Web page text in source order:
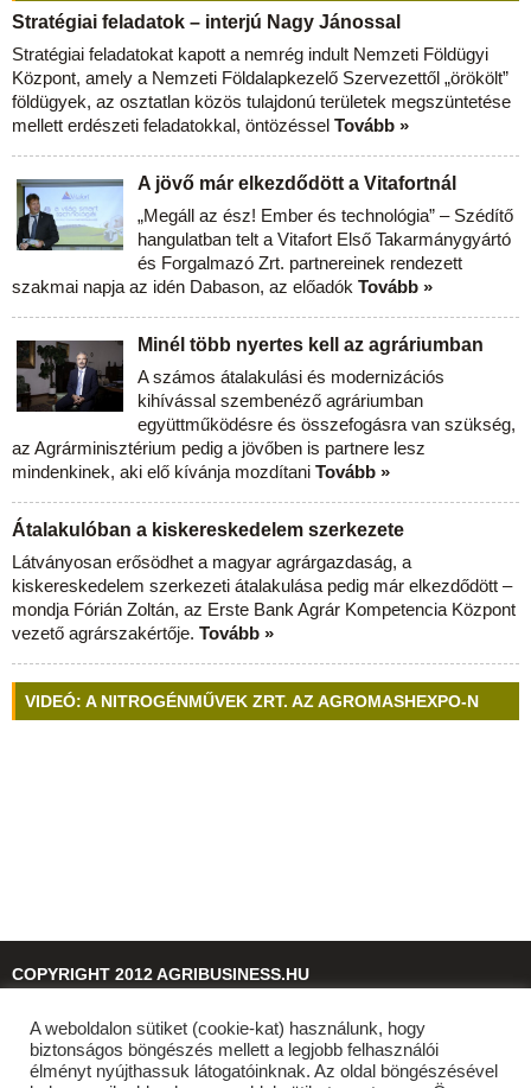
Stratégiai feladatok – interjú Nagy Jánossal
Stratégiai feladatokat kapott a nemrég indult Nemzeti Földügyi
Központ, amely a Nemzeti Földalapkezelő Szervezettől „örökölt”
földügyek, az osztatlan közös tulajdonú területek megszüntetése
mellett erdészeti feladatokkal, öntözéssel Tovább »
A jövő már elkezdődött a Vitafortnál
„Megáll az ész! Ember és technológia” – Szédítő
hangulatban telt a Vitafort Első Takarmánygyártó
és Forgalmazó Zrt. partnereinek rendezett
szakmai napja az idén Dabason, az előadók Tovább »
Minél több nyertes kell az agráriumban
A számos átalakulási és modernizációs
kihívással szembenéző agráriumban
együttműködésre és összefogásra van szükség,
az Agrárminisztérium pedig a jövőben is partnere lesz
mindenkinek, aki elő kívánja mozdítani Tovább »
Átalakulóban a kiskereskedelem szerkezete
Látványosan erősödhet a magyar agrárgazdaság, a
kiskereskedelem szerkezeti átalakulása pedig már elkezdődött –
mondja Fórián Zoltán, az Erste Bank Agrár Kompetencia Központ
vezető agrárszakértője. Tovább »
VIDEÓ: A NITROGÉNMŰVEK ZRT. AZ AGROMASHEXPO-N
COPYRIGHT 2012 AGRIBUSINESS.HU
© 2026agribusiness.hu
A weboldalon sütiket (cookie-kat) használunk, hogy
biztonságos böngészés mellett a legjobb felhasználói
élményt nyújthassuk látogatóinknak. Az oldal böngészésével